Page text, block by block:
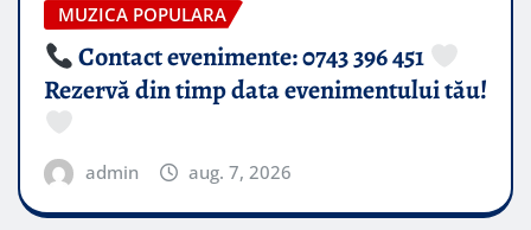
MUZICA POPULARA
Contact evenimente: 0743 396 451
Rezervă din timp data evenimentului tău!
admin aug. 7, 2026